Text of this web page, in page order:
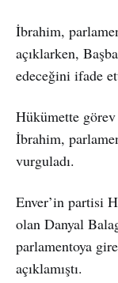
İbrahim,
açıklarken,
edeceğini ifade
Hükümette görev
İbrahim,
vurguladı.
Enver’in partisi
olan Danyal
parlamentoya
açıklamıştı.